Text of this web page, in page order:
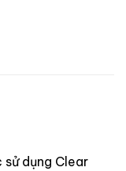
dụng Clear